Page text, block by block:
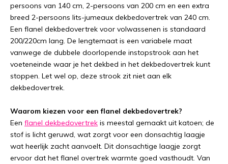
persoons van 140 cm, 2-persoons van 200 cm en een extra
breed 2-persoons lits-jumeaux dekbedovertrek van 240 cm.
Een flanel dekbedovertrek voor volwassenen is standaard
200/220cm lang. De lengtemaat is een variabele maat
vanwege de dubbele doorlopende instopstrook aan het
voeteneinde waar je het dekbed in het dekbedovertrek kunt
stoppen. Let wel op, deze strook zit niet aan elk
dekbedovertrek.
Waarom kiezen voor een flanel dekbedovertrek?
Een flanel dekbedovertrek is meestal gemaakt uit katoen; de
stof is licht geruwd, wat zorgt voor een donsachtig laagje
wat heerlijk zacht aanvoelt. Dit donsachtige laagje zorgt
ervoor dat het flanel overtrek warmte goed vasthoudt. Van